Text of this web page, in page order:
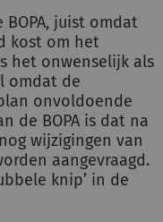
juist omdat
kost om het
het onwenselijk als
omdat de
onvoldoende
de BOPA is dat na
wijzigingen van
aangevraagd.
knip’ in de